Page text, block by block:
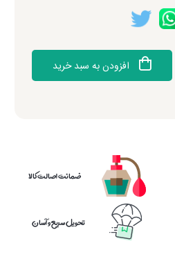
افزودن به سبد خرید
ضمانت اصالت کالا
تحویل سریع و آسان